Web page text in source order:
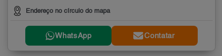
Endereço no círculo do mapa
WhatsApp Contatar